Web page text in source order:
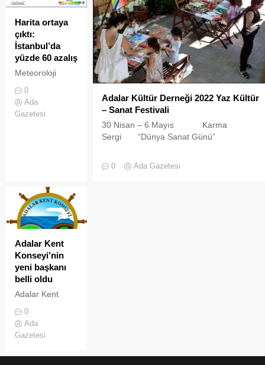
Harita ortaya
çıktı:
İstanbul’da
yüzde 60 azalış
Meteoroloji
Müdürlüğü'nün
'2023 Yaz
genelinde
normallerinin ve
geçen yıl
yağışlarının
üzerinde
gerçekleşti.
0
Ada
Gazetesi
Adalar Kültür Derneği 2022 Yaz Kültür
– Sanat Festivali
30 Nisan – 6 Mayıs Karma
Sergi “Dünya Sanat Günü”
Mayıs Karma Sergi Bursa
0 Ada Gazetesi
Adalar Kent
Konseyi’nin
yeni başkanı
belli oldu
Adalar Kent
Konseyi, 5393
sayılı Belediye
Kanunu’nun 76.
0
Ada
Gazetesi